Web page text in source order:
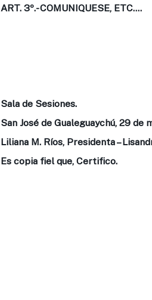
ART. 3º.- COMUNIQUESE, ETC….
Sala de Sesiones.
San José de Gualeguaychú, 29 de
Liliana M. Ríos, Presidenta –
Es copia fiel que, Certifico.